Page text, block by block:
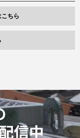
ちら